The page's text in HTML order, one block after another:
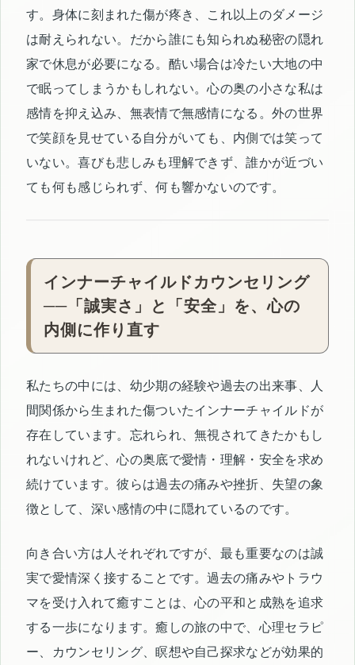
す。身体に刻まれた傷が疼き、これ以上のダメージ
は耐えられない。だから誰にも知られぬ秘密の隠れ
家で休息が必要になる。酷い場合は冷たい大地の中
で眠ってしまうかもしれない。心の奥の小さな私は
感情を抑え込み、無表情で無感情になる。外の世界
で笑顔を見せている自分がいても、内側では笑って
いない。喜びも悲しみも理解できず、誰かが近づい
ても何も感じられず、何も響かないのです。
インナーチャイルドカウンセリング
──「誠実さ」と「安全」を、心の
内側に作り直す
私たちの中には、幼少期の経験や過去の出来事、人
間関係から生まれた傷ついたインナーチャイルドが
存在しています。忘れられ、無視されてきたかもし
れないけれど、心の奥底で愛情・理解・安全を求め
続けています。彼らは過去の痛みや挫折、失望の象
徴として、深い感情の中に隠れているのです。
向き合い方は人それぞれですが、最も重要なのは誠
実で愛情深く接することです。過去の痛みやトラウ
マを受け入れて癒すことは、心の平和と成熟を追求
する一歩になります。癒しの旅の中で、心理セラピ
ー、カウンセリング、瞑想や自己探求などが効果的